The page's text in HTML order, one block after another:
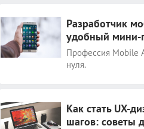
Разработчик
удобный мини-
Профессия Mobile
нуля.
Как стать UX-
шагов: советы